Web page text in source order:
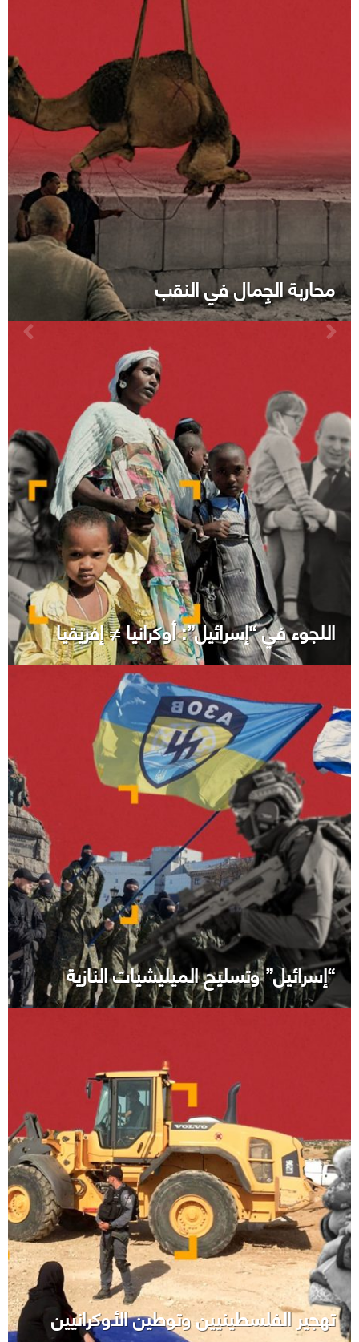
محاربة الجِمال في النقب
اللجوء في “إسرائيل”: أوكرانيا ≠ إفريقيا
“إسرائيل” وتسليح الميليشيات النازية
تهجير الفلسطينيين وتوطين الأوكرانيين